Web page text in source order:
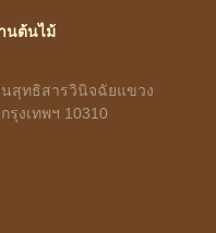
นต้นไม้
สุทธิสารวินิจฉัยแขวง
รุงเทพฯ 10310